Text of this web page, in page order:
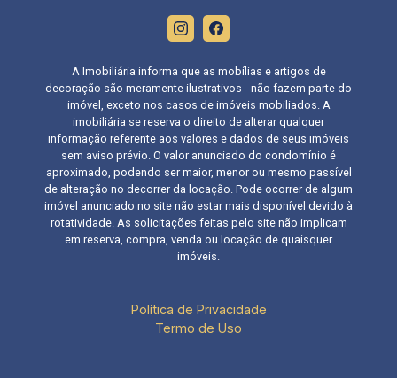
A Imobiliária informa que as mobílias e artigos de
decoração são meramente ilustrativos - não fazem parte do
imóvel, exceto nos casos de imóveis mobiliados. A
imobiliária se reserva o direito de alterar qualquer
informação referente aos valores e dados de seus imóveis
sem aviso prévio. O valor anunciado do condomínio é
aproximado, podendo ser maior, menor ou mesmo passível
de alteração no decorrer da locação. Pode ocorrer de algum
imóvel anunciado no site não estar mais disponível devido à
rotatividade. As solicitações feitas pelo site não implicam
em reserva, compra, venda ou locação de quaisquer
imóveis.
Política de Privacidade
Termo de Uso